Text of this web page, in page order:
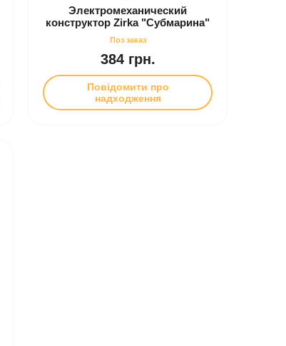
Электромеханический
конструктор Zirka "Субмарина"
384 грн.
Повідомити про
надходження